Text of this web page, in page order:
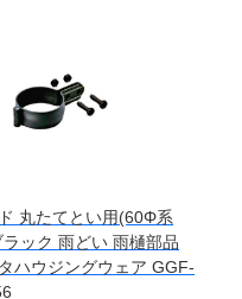
丸たてとい用(60Φ系
ック 雨どい 雨樋部品
ハウジングウェア GGF-